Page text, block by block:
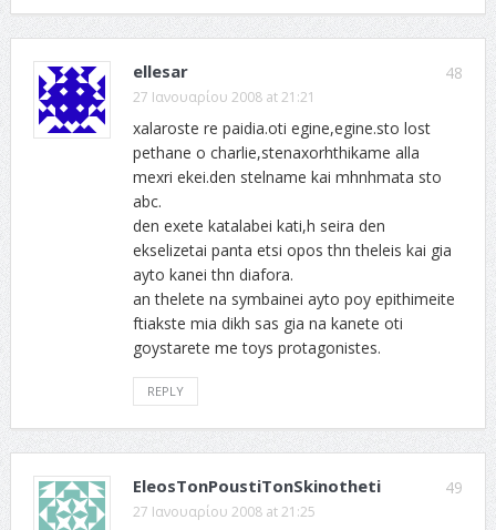
48
ellesar
27 Ιανουαρίου 2008 at 21:21
xalaroste re paidia.oti egine,egine.sto lost
pethane o charlie,stenaxorhthikame alla
mexri ekei.den stelname kai mhnhmata sto
abc.
den exete katalabei kati,h seira den
ekselizetai panta etsi opos thn theleis kai gia
ayto kanei thn diafora.
an thelete na symbainei ayto poy epithimeite
ftiakste mia dikh sas gia na kanete oti
goystarete me toys protagonistes.
REPLY
49
EleosTonPoustiTonSkinotheti
27 Ιανουαρίου 2008 at 21:25